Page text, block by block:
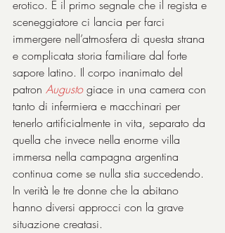
erotico. È il primo segnale che il regista e
sceneggiatore ci lancia per farci
immergere nell’atmosfera di questa strana
e complicata storia familiare dal forte
sapore latino. Il corpo inanimato del
patron Augusto giace in una camera con
tanto di infermiera e macchinari per
tenerlo artificialmente in vita, separato da
quella che invece nella enorme villa
immersa nella campagna argentina
continua come se nulla stia succedendo.
In verità le tre donne che la abitano
hanno diversi approcci con la grave
situazione creatasi.